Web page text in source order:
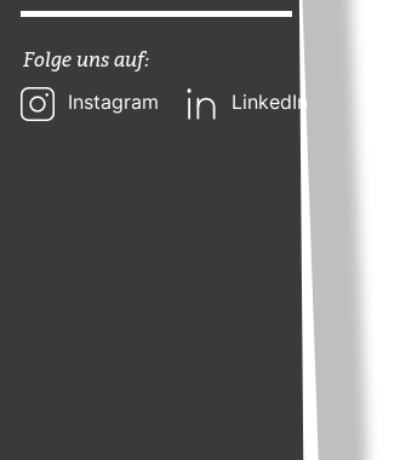
Folge uns auf:
Instagram LinkedIn